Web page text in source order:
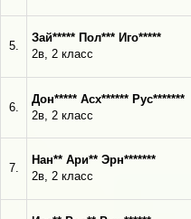
5.
Зай***** Пол*** Иго*****
2в, 2 класс
6.
Дон***** Асх****** Рус*******
2в, 2 класс
7.
Нан** Ари** Эрн*******
2в, 2 класс